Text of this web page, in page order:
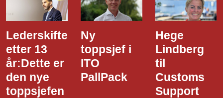
Ny
toppsjef i
ITO
PallPack
Hege
Lindberg
til
Customs
Dette er
den nye
i Narvik
Havn